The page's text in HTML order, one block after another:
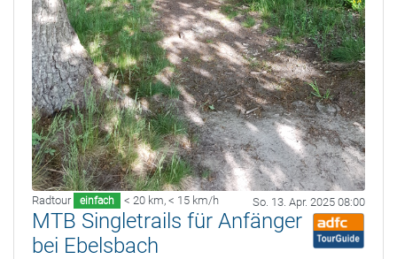
Radtour einfach < 20 km, < 15 km/h So. 13. Apr. 2025 08:00
MTB Singletrails für Anfänger
bei Ebelsbach